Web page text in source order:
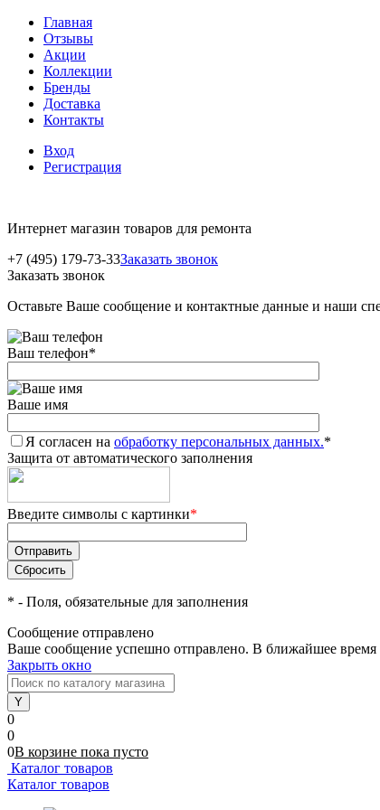
Главная
Отзывы
Акции
Коллекции
Бренды
Доставка
Контакты
Вход
Регистрация
Интернет магазин товаров для ремонта
+7 (495) 179-73-33Заказать звонок
Заказать звонок
Оставьте Ваше сообщение и контактные данные и наши
Ваш телефон*
Ваше имя
Я согласен на обработку персональных данных.*
Защита от автоматического заполнения
Введите символы с картинки*
* - Поля, обязательные для заполнения
Сообщение отправлено
Ваше сообщение успешно отправлено. В ближайшее время
Закрыть окно
0
0
0В корзине пока пусто
Каталог товаров
Каталог товаров